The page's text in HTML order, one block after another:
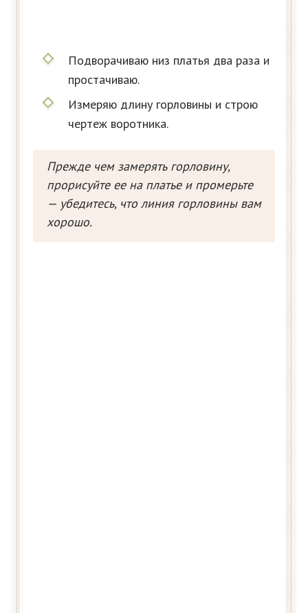
Подворачиваю низ платья два раза и
простачиваю.
Измеряю длину горловины и строю
чертеж воротника.
Прежде чем замерять горловину,
прорисуйте ее на платье и промерьте
— убедитесь, что линия горловины вам
хорошо.